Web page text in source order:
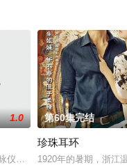
导致剧本全线崩盘，人设反
有养子和表哥）宫、商、
1.0
仪俞飞鸿叶璇
第60集完结
珍珠耳环
1920年的暑期，浙江